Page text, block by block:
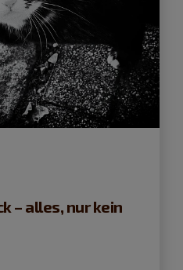
– alles, nur kein